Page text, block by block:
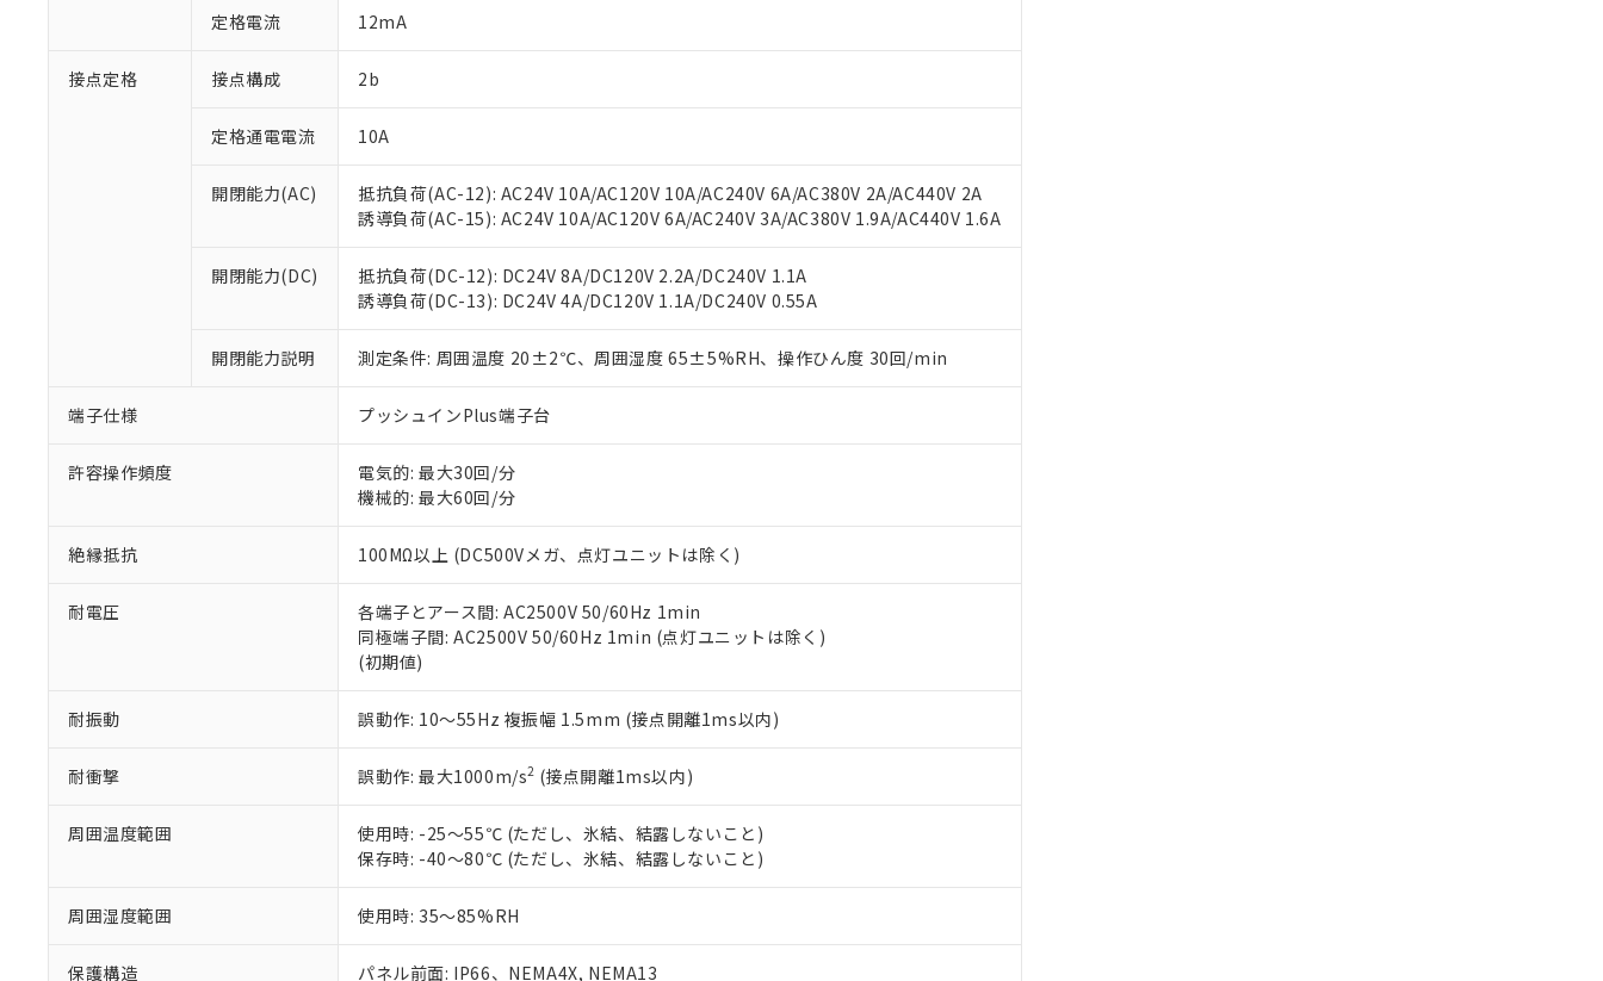
定格電流 12mA
接点定格 接点構成 2b
定格通電電流 10A
開閉能力(AC)
抵抗負荷(AC-12): AC24V 10A/AC120V 10A/AC240V 6A/AC380V 2A/AC440V 2A
誘導負荷(AC-15): AC24V 10A/AC120V 6A/AC240V 3A/AC380V 1.9A/AC440V 1.6A
開閉能力(DC)
抵抗負荷(DC-12): DC24V 8A/DC120V 2.2A/DC240V 1.1A
誘導負荷(DC-13): DC24V 4A/DC120V 1.1A/DC240V 0.55A
開閉能力説明 測定条件: 周囲温度 20±2℃、周囲湿度 65±5%RH、操作ひん度 30回/min
端子仕様 プッシュインPlus端子台
許容操作頻度
電気的: 最大30回/分
機械的: 最大60回/分
絶縁抵抗 100MΩ以上 (DC500Vメガ、点灯ユニットは除く)
耐電圧
各端子とアース間: AC2500V 50/60Hz 1min
同極端子間: AC2500V 50/60Hz 1min (点灯ユニットは除く)
(初期値)
耐振動 誤動作: 10～55Hz 複振幅 1.5mm (接点開離1ms以内)
耐衝撃 誤動作: 最大1000m/s2 (接点開離1ms以内)
周囲温度範囲
使用時: -25～55℃ (ただし、氷結、結露しないこと)
保存時: -40～80℃ (ただし、氷結、結露しないこと)
周囲湿度範囲 使用時: 35～85%RH
保護構造 パネル前面: IP66、NEMA4X, NEMA13
い。
正式な納期状況および標準価格はお客様のお取引先、またはお客様担当のオムロン制御機器販売店・
当社販売員にご相談ください。
オムロン制御機器販売店や当社販売拠点は「販売ネットワーク
」をご確認ください。
在庫状況および標準価格結果を当社の事前の承諾なく第三者に漏洩または開示しないようお願いしま
す。
マイパーツ機能（部品リスト作成サービス）をご利用いただくには、I-Webメンバーズにご登録され
お客様が当ウェブサイト上で当社にご登録された部品リストについて、当社および当社の共同利用者
が、当社の製品・サービスに関するお客様との取引・商談に必要な範囲で利用することをご了承くだ
さい。
※当社の共同利用者とは、"個人情報の共同利用に関して"
の「1.共同利用者の範囲」に記載されて
いる法人を指します。
但し、RoHS指令で産業用監視および制御機器に対する適用除外項目は除く。
※2 対応予定月
部品在庫の切り替え状況などにより、予定月が前後することがあります。
※3 非含有証明書ダウンロード
下記の非含有証明書をダウンロードすることができます。
EU RoHS指令（10物質）の非含有証明書
51物質の非含有証明書（当社基準）
※本証明書は発行日時点で非含有を証明するもので、過去に遡って非含有を証明するものではありません。
また、RoHS指令のフタル酸エステル類４物質の対応では、対応完了までの期間は出荷製品に未対応品が
混在することから備考欄に対応日を記載しておりました。
り割愛しております。
「○」：最大均質材料含有率が中国RoHSの基準値以下であることを示します。
「×」：最大均質材料含有率が中国RoHSの基準値を超えていることを示します。
*中国RoHS10物質の基準値 (GB/T26572)：
Pb(鉛) :1000ppm、 Hg(水銀) : 1000ppm、 Cd(カドミウム) : 100ppm、
Cr(Ⅵ)(六価クロム) : 1000ppm、 PBBs(ポリ臭化ビフェニル類) : 1000ppm、 PBDEs(ポリ臭化ジフェニルエーテル類) : 1000ppm、
DBP(フタル酸ジブチル) : 1000ppm、 DIBP(フタル酸ジイソブチル) : 1000ppm、 BBP(フタル酸ブチルベンジル) : 1000ppm、
DEHP(フタル酸ビス(2-エチルヘキシル)) : 1000ppm
※2 環境保護使用期限
「ｅ」：有害物質（10物質）のすべてが基準値以下であることを示します。
「10」：通常の使用状況下において有害物質が外部に漏えいし、環境に深刻な影響を及ぼさない年数を意
味します。
当社は、これら貴社製品のうち、外国為替および外国貿易法に定める商品（以下｢規制貨物等」とい
当社は貴社製品を、核兵器、ミサイル、化学兵器、生物兵器またはその他武器並びにこれらの製造装
置等に一切使用いたしません。
当社は、貴社製品を第三者に販売する場合は、上記1、2および3の内容を当該第三者に通知します。
また当社は、販売先および販売に係わる関係者が違法に輸出するおそれがある場合は、取り引きをい
たしません。
号
○ 一定数以上の在庫あり
△ 一定数には満たないが在庫あり
－
在庫なし(最新の在庫状況については、お客様のお取引先、またはお客様担当のオムロン制御
機器販売店・当社販売員にご確認ください)
空
白
受注生産機種、また在庫状況の情報を公開していない機種